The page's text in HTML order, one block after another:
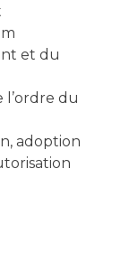
et du
l’ordre du
adoption